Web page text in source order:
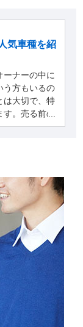
気車種を紹
ーナーの中に
う方もいるの
は大切で、特
。売る前の
もらえること